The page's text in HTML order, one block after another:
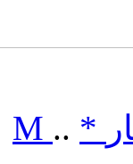
M .. *